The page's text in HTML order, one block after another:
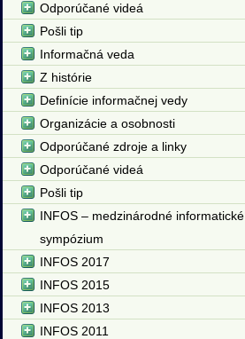
Odporúčané videá
Pošli tip
Informačná veda
Z histórie
Definície informačnej vedy
Organizácie a osobnosti
Odporúčané zdroje a linky
Odporúčané videá
Pošli tip
INFOS – medzinárodné informatické
sympózium
INFOS 2017
INFOS 2015
INFOS 2013
INFOS 2011